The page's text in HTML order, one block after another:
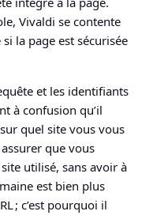
Vivaldi se contente
la page est sécurisée
et les identifiants
à confusion qu’il
quel site vous vous
que vous
utilisé, sans avoir à
est bien plus
; c’est pourquoi il